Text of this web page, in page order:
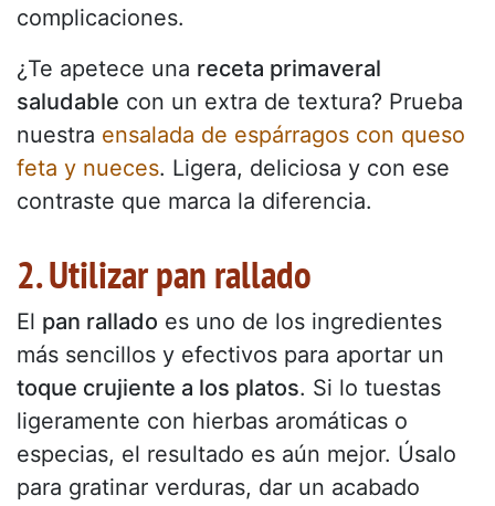
complicaciones.
¿Te apetece una receta primaveral
saludable con un extra de textura? Prueba
nuestra ensalada de espárragos con queso
feta y nueces. Ligera, deliciosa y con ese
contraste que marca la diferencia.
2. Utilizar pan rallado
El pan rallado es uno de los ingredientes
más sencillos y efectivos para aportar un
toque crujiente a los platos. Si lo tuestas
ligeramente con hierbas aromáticas o
especias, el resultado es aún mejor. Úsalo
para gratinar verduras, dar un acabado